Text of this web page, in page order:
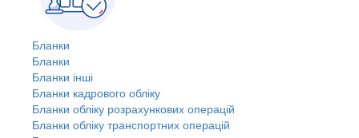
Бланки
Бланки
Бланки інші
Бланки кадрового обліку
Бланки обліку розрахункових операцій
Бланки обліку транспортних операцій